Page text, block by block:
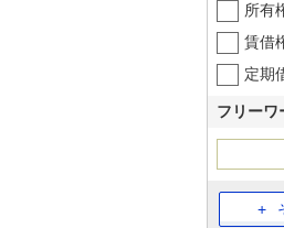
所有
賃借
定期
フリーワ